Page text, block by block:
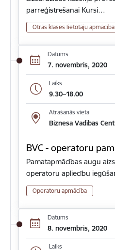
pārreģistrēšanai Kursi…
Otrās klases lietotāju apmācība
Datums
7. novembris, 2020
Laiks
9.30–18.00
Atrašanās vieta
Biznesa Vadības
BVC - operatoru
Pamatapmācības augu
operatoru apliecību
Operatoru apmācība
Datums
8. novembris, 2020
Laiks